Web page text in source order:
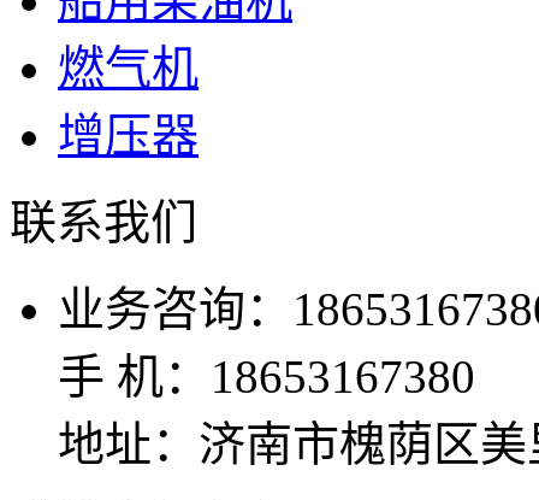
燃气机
增压器
联系我们
业务咨询：
手 机：18653167380
地址：济南市槐荫区